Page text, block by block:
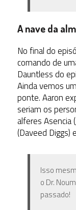
A nave da
No final do
comando de
Dauntless do
Ainda vemos
ponte. Aaron
seriam os
alferes Asencia
(Daveed Diggs)
Isso
o Dr.
passado!